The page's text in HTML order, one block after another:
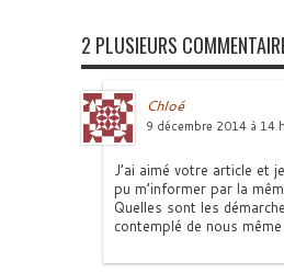
2 PLUSIEURS
Chloé
9 décembre 2014 à 14
J’ai aimé votre article et
pu m’informer par la
Quelles sont les
contemplé de nous